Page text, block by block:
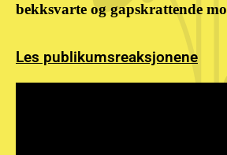
bekksvarte og gapskrattende
Les publikumsreaksjonene